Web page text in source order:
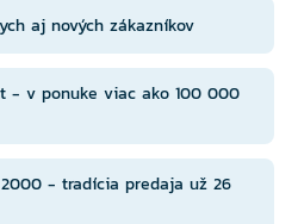
- tradícia predaja už 26
aj nových zákazníkov
- v ponuke viac ako 100 000